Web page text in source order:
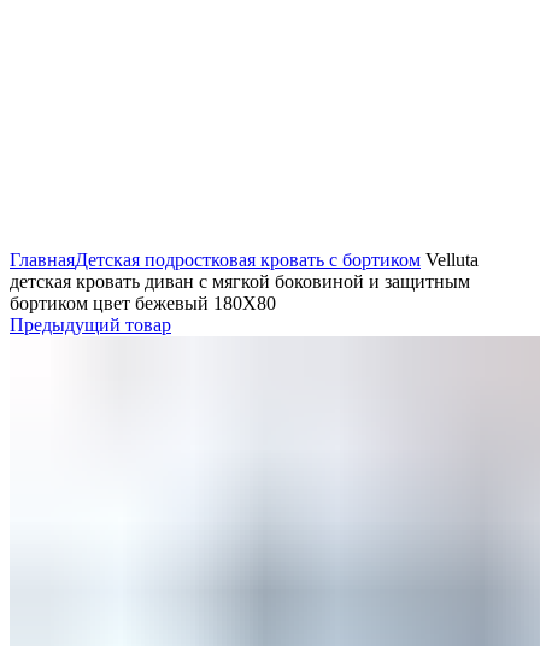
ГлавнаяДетская подростковая кровать с бортиком Velluta
детская кровать диван с мягкой боковиной и защитным
бортиком цвет бежевый 180Х80
Предыдущий товар